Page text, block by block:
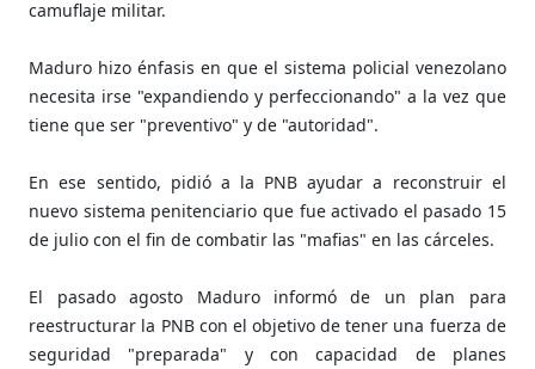
camuflaje militar.
Maduro hizo énfasis en que el sistema policial venezolano
necesita irse "expandiendo y perfeccionando" a la vez que
tiene que ser "preventivo" y de "autoridad".
En ese sentido, pidió a la PNB ayudar a reconstruir el
nuevo sistema penitenciario que fue activado el pasado 15
de julio con el fin de combatir las "mafias" en las cárceles.
El pasado agosto Maduro informó de un plan para
reestructurar la PNB con el objetivo de tener una fuerza de
seguridad "preparada" y con capacidad de planes